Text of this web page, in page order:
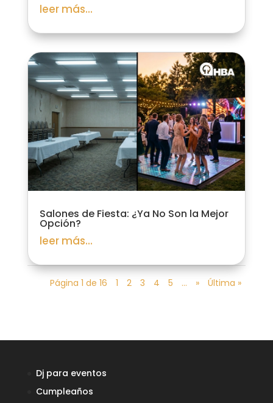
leer más...
Salones de Fiesta: ¿Ya No Son la Mejor
Opción?
leer más...
Página 1 de 16 1 2 3 4 5 ... » Última »
Dj para eventos
Cumpleaños